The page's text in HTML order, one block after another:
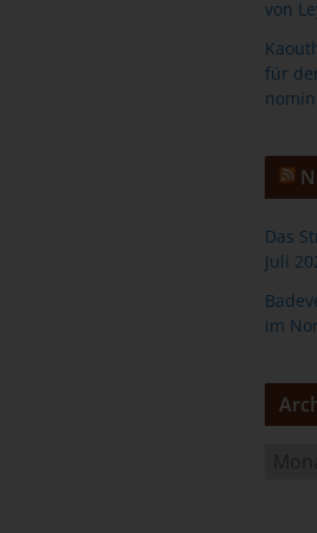
von
für
Das
Juli
im
freiwillig für den bestimmten